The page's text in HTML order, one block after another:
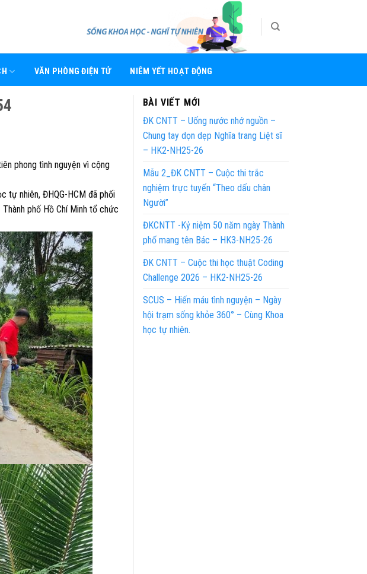
VĂN PHÒNG ĐIỆN TỬ NIÊM YẾT HOẠT ĐỘNG
phong tình nguyện vì cộng
tự nhiên, ĐHQG-HCM đã phối
phố Hồ Chí Minh tổ chức
BÀI VIẾT MỚI
ĐK CNTT – Uống nước nhớ nguồn –
Chung tay dọn dẹp Nghĩa trang Liệt sĩ
– HK2-NH25-26
Mẫu 2_ĐK CNTT – Cuộc thi trắc
nghiệm trực tuyến “Theo dấu chân
Người”
ĐKCNTT -Kỷ niệm 50 năm ngày Thành
phố mang tên Bác – HK3-NH25-26
ĐK CNTT – Cuộc thi học thuật Coding
Challenge 2026 – HK2-NH25-26
SCUS – Hiến máu tình nguyện – Ngày
hội trạm sống khỏe 360° – Cùng Khoa
học tự nhiên.